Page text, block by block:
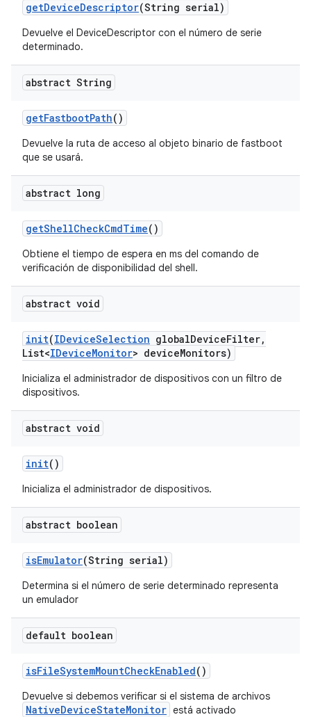
getDeviceDescriptor(String serial)
Devuelve el DeviceDescriptor con el número de serie
determinado.
abstract String
getFastbootPath()
Devuelve la ruta de acceso al objeto binario de fastboot
que se usará.
abstract long
getShellCheckCmdTime()
Obtiene el tiempo de espera en ms del comando de
verificación de disponibilidad del shell.
abstract void
init(IDeviceSelection globalDeviceFilter,
List<IDeviceMonitor> deviceMonitors)
Inicializa el administrador de dispositivos con un filtro de
dispositivos.
abstract void
init()
Inicializa el administrador de dispositivos.
abstract boolean
isEmulator(String serial)
Determina si el número de serie determinado representa
un emulador
default boolean
isFileSystemMountCheckEnabled()
Devuelve si debemos verificar si el sistema de archivos
NativeDeviceStateMonitor está activado